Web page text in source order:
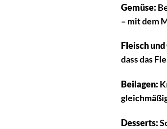
Gemüse:
– mit dem
Fleisch
dass das
Beilagen:
Desserts: